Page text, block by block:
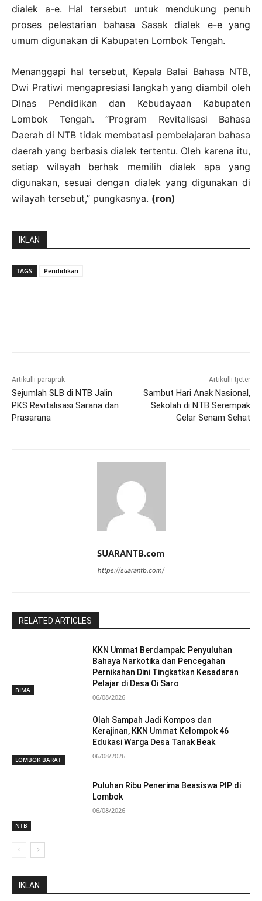
dialek a-e. Hal tersebut untuk mendukung penuh
proses pelestarian bahasa Sasak dialek e-e yang
umum digunakan di Kabupaten Lombok Tengah.
Menanggapi hal tersebut, Kepala Balai Bahasa NTB,
Dwi Pratiwi mengapresiasi langkah yang diambil oleh
Dinas Pendidikan dan Kebudayaan Kabupaten
Lombok Tengah. “Program Revitalisasi Bahasa
Daerah di NTB tidak membatasi pembelajaran bahasa
daerah yang berbasis dialek tertentu. Oleh karena itu,
setiap wilayah berhak memilih dialek apa yang
digunakan, sesuai dengan dialek yang digunakan di
wilayah tersebut,” pungkasnya. (ron)
IKLAN
TAGS Pendidikan
Artikulli paraprak
Sejumlah SLB di NTB Jalin
PKS Revitalisasi Sarana dan
Prasarana
Artikulli tjetër
Sambut Hari Anak Nasional,
Sekolah di NTB Serempak
Gelar Senam Sehat
SUARANTB.com
https://suarantb.com/
RELATED ARTICLES
BIMA
KKN Ummat Berdampak: Penyuluhan
Bahaya Narkotika dan Pencegahan
Pernikahan Dini Tingkatkan Kesadaran
Pelajar di Desa Oi Saro
06/08/2026
LOMBOK BARAT
Olah Sampah Jadi Kompos dan
Kerajinan, KKN Ummat Kelompok 46
Edukasi Warga Desa Tanak Beak
06/08/2026
NTB
Puluhan Ribu Penerima Beasiswa PIP di
Lombok
06/08/2026
IKLAN